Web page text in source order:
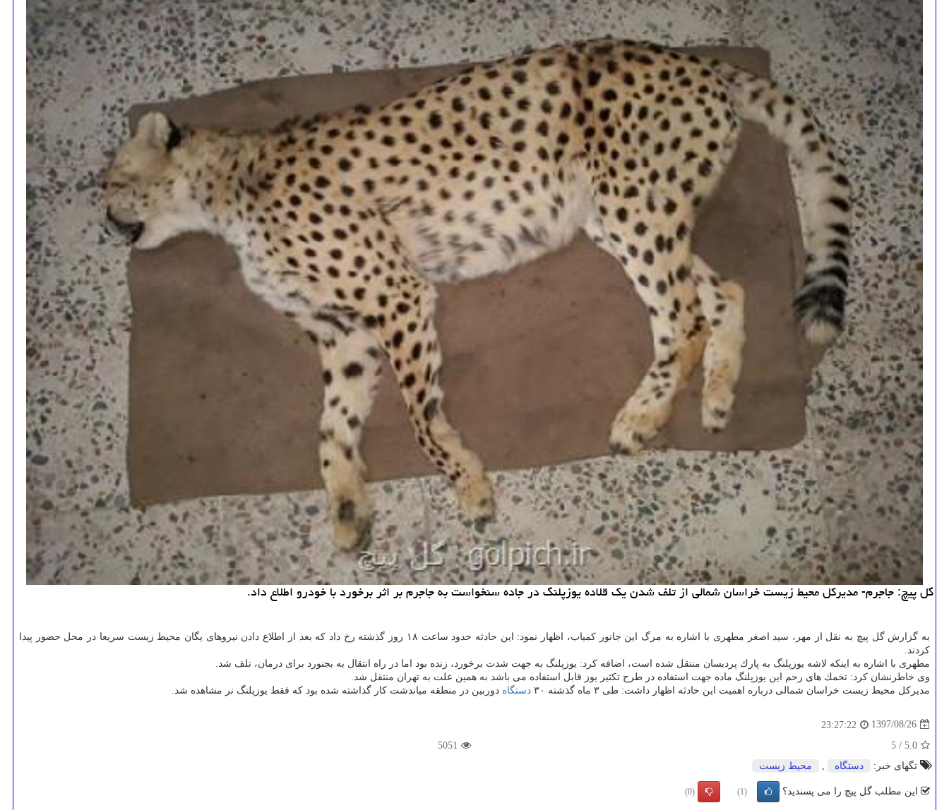
گل پیچ: جاجرم- مدیركل محیط زیست خراسان شمالی از تلف شدن یك قلاده یوزپلنگ در جاده سنخواست به جاجرم بر اثر برخورد با خودرو اطلاع داد.
به گزارش گل پیچ به نقل از مهر، سید اصغر مطهری با اشاره به مرگ این جانور كمیاب، اظهار نمود: این حادثه حدود ساعت ۱۸ روز گذشته رخ داد كه بعد از اطلاع دادن نیروهای یگان محیط زیست سریعا در محل حضور پیدا
كردند.
مطهری با اشاره به اینكه لاشه یوزپلنگ به پارك پردیسان منتقل شده است، اضافه كرد: یوزپلنگ به جهت شدت برخورد، زنده بود اما در راه انتقال به بجنورد برای درمان، تلف شد.
وی خاطرنشان كرد: تخمك های رحم این یوزپلنگ ماده جهت استفاده در طرح تكثیر یوز قابل استفاده می باشد به همین علت به تهران منتقل شد.
مدیركل محیط زیست خراسان شمالی درباره اهمیت این حادثه اظهار داشت: طی ۳ ماه گذشته ۳۰
دستگاه دوربین در منطقه میاندشت كار گذاشته شده بود كه فقط یوزپلنگ نر مشاهده شد.
1397/08/26
23:27:22
5.0
/
5
5051
تگهای خبر:
دستگاه محیط زیست
این مطلب گل پیچ را می پسندید؟ (1)
(0)